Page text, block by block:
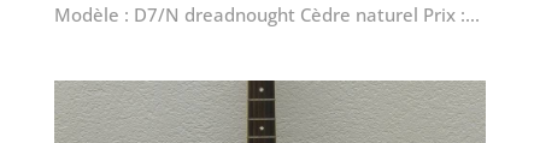
Modèle : D7/N dreadnought Cèdre naturel Prix :...